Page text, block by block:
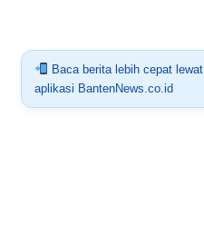
Baca berita lebih cepat lewat
aplikasi BantenNews.co.id